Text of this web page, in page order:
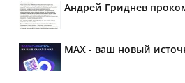
Андрей Гриднев
MAX - ваш новый